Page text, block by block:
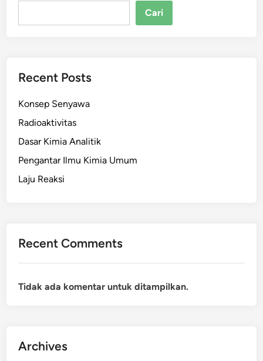
Cari
Recent Posts
Konsep Senyawa
Radioaktivitas
Dasar Kimia Analitik
Pengantar Ilmu Kimia Umum
Laju Reaksi
Recent Comments
Tidak ada komentar untuk ditampilkan.
Archives